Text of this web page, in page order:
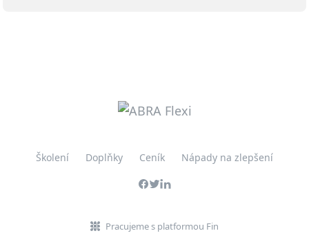
Školení Doplňky Ceník Nápady na zlepšení
Pracujeme s platformou Fin